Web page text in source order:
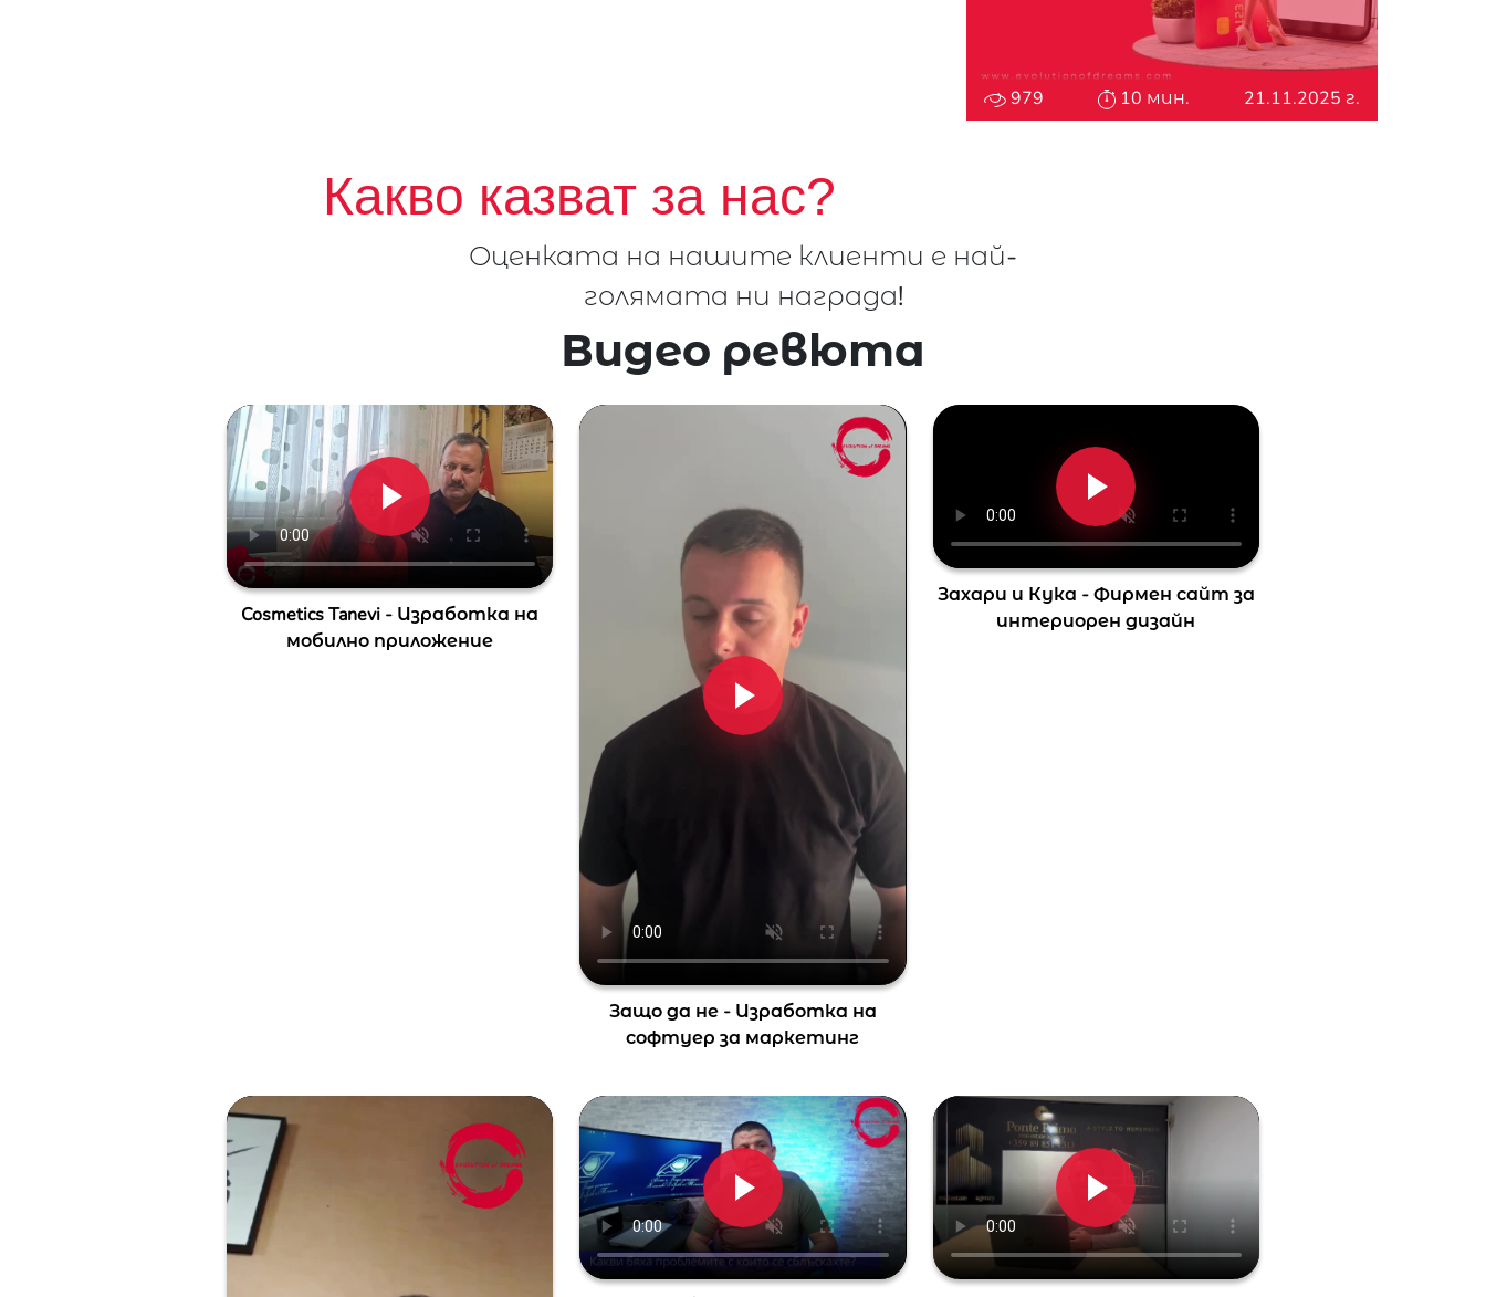
979 10 мин. 21.11.2025 г.
Какво казват за нас?
Оценката на нашите клиенти е най-
голямата ни награда!
Видео ревюта
Cosmetics Tanevi - Изработка на
мобилно приложение
Защо да не - Изработка на
софтуер за маркетинг
Захари и Кука - Фирмен сайт за
интериорен дизайн